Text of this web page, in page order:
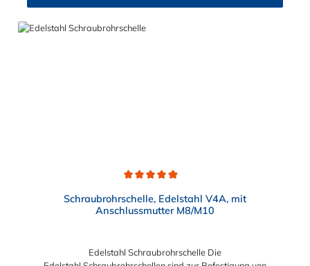
Dämmmaterial sichern die optimale Funktion der Kälteschelle.
Schraubrohrschelle, Edelstahl V4A, mit
Anschlussmutter M8/M10
Edelstahl Schraubrohrschelle Die